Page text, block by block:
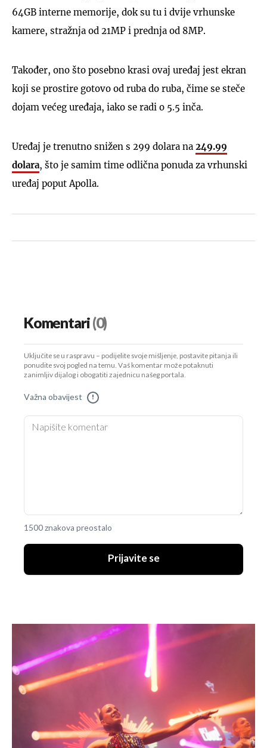
64GB interne memorije, dok su tu i dvije vrhunske
kamere, stražnja od 21MP i prednja od 8MP.
Također, ono što posebno krasi ovaj uređaj jest ekran
koji se prostire gotovo od ruba do ruba, čime se steče
dojam većeg uređaja, iako se radi o 5.5 inča.
Uređaj je trenutno snižen s 299 dolara na 249.99
dolara, što je samim time odlična ponuda za vrhunski
uređaj poput Apolla.
Komentari(0)
Uključite se u raspravu – podijelite svoje mišljenje, postavite pitanja ili
ponudite svoj pogled na temu. Vaš komentar može potaknuti
zanimljiv dijalog i obogatiti zajednicu našeg portala.
Važna obavijest !
1500 znakova preostalo
Prijavite se